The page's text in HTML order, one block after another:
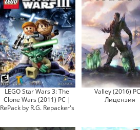
LEGO Star Wars 3: The
Clone Wars (2011) PC |
RePack by R.G. Repacker's
Valley (2016)
Лицензия